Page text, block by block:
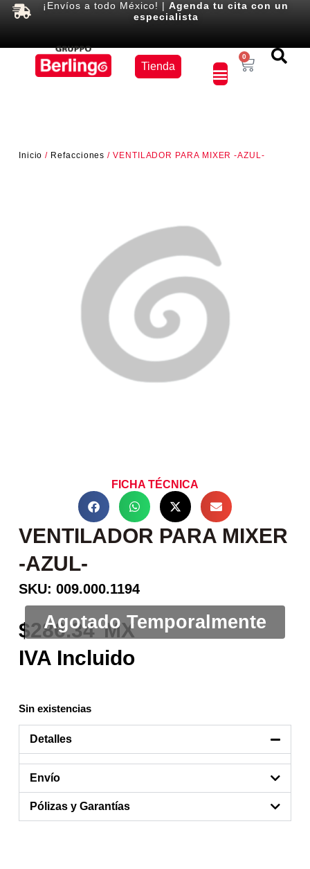
¡Envíos a todo México! |Agenda tu cita con un
especialista
Tienda
0
Inicio / Refacciones / VENTILADOR PARA MIXER -AZUL-
FICHA TÉCNICA
VENTILADOR PARA MIXER
-AZUL-
SKU: 009.000.1194
286.34
Sin existencias
Detalles
Envío
Pólizas y Garantías